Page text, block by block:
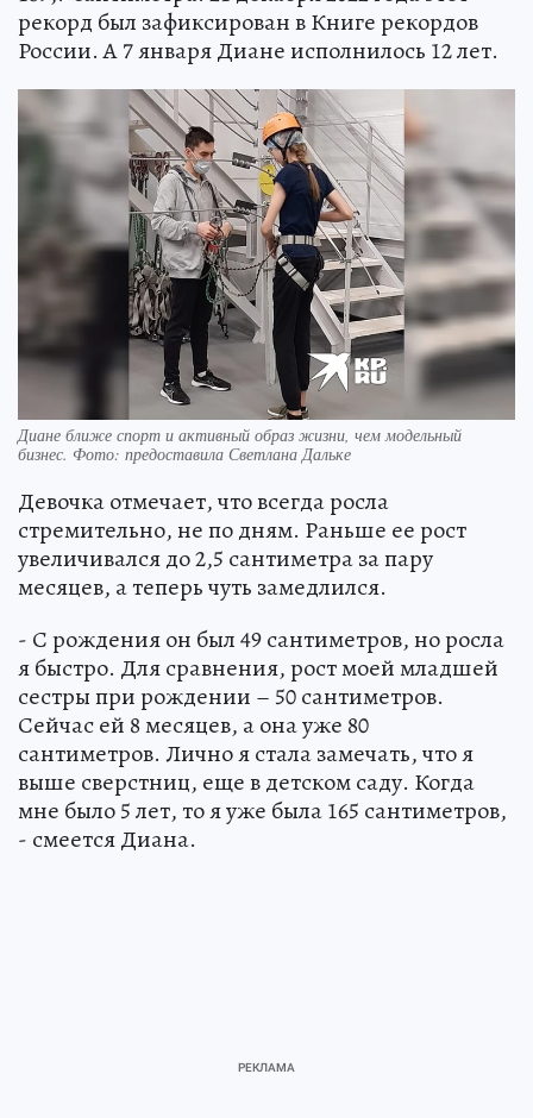
рекорд был зафиксирован в Книге рекордов
России. А 7 января Диане исполнилось 12 лет.
Диане ближе спорт и активный образ жизни, чем модельный
бизнес. Фото: предоставила Светлана Дальке
Девочка отмечает, что всегда росла
стремительно, не по дням. Раньше ее рост
увеличивался до 2,5 сантиметра за пару
месяцев, а теперь чуть замедлился.
- С рождения он был 49 сантиметров, но росла
я быстро. Для сравнения, рост моей младшей
сестры при рождении – 50 сантиметров.
Сейчас ей 8 месяцев, а она уже 80
сантиметров. Лично я стала замечать, что я
выше сверстниц, еще в детском саду. Когда
мне было 5 лет, то я уже была 165 сантиметров,
- смеется Диана.